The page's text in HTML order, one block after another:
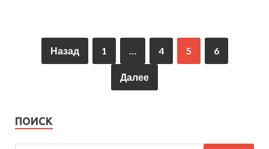
Назад 1 … 4 5 6
Далее
ПОИСК